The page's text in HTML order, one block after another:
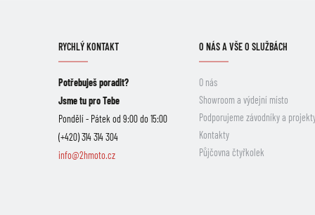
RYCHLÝ KONTAKT
Potřebuješ poradit?
Jsme tu pro Tebe
Pondělí - Pátek od 9:00 do 15:00
(+420) 314 314 304
info@2hmoto.cz
O NÁS A VŠE O SLUŽBÁCH
O nás
Showroom a výdejní místo
Podporujeme závodníky a
Kontakty
Půjčovna čtyřkolek